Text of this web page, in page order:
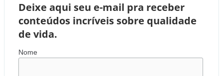
Deixe aqui seu e-mail pra receber
conteúdos incríveis sobre qualidade
de vida.
Nome